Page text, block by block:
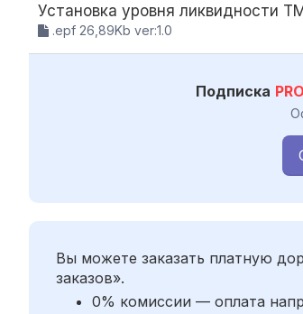
Установка уровня ликвидности
.epf 26,89Kb ver:1.0
Подписка PRO
Вы можете заказать платную
заказов».
0% комиссии — оплата